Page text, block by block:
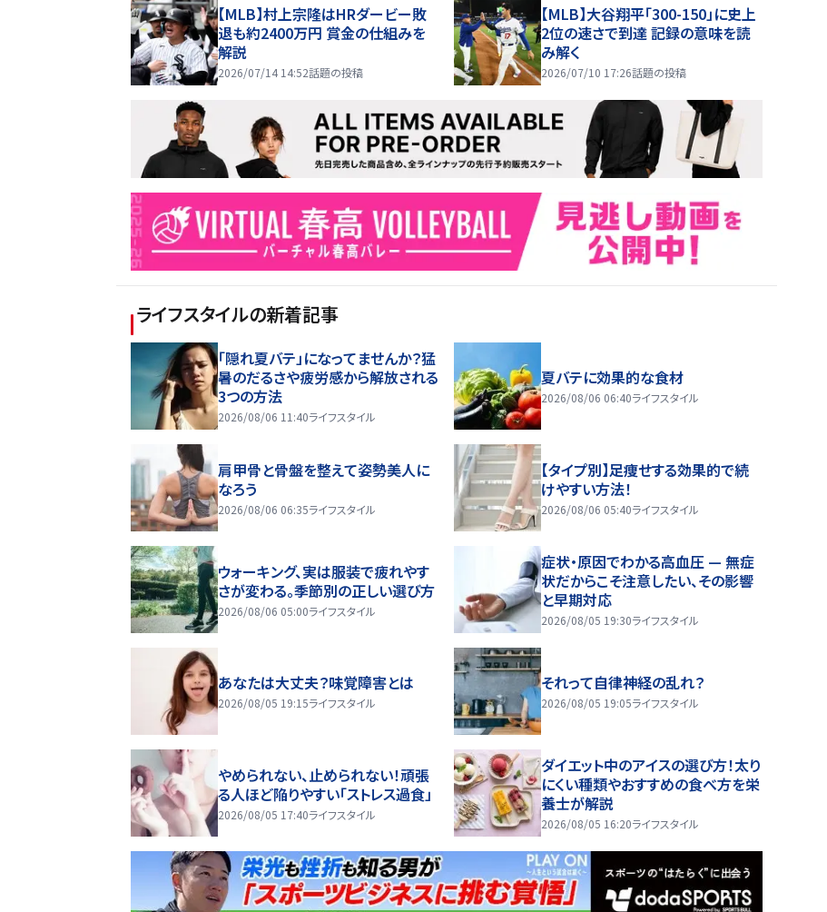
【MLB】村上宗隆はHRダービー敗
退も約2400万円 賞金の仕組みを
解説
2026/07/14 14:52話題の投稿
【MLB】大谷翔平「300-150」に史上
2位の速さで到達 記録の意味を読
み解く
2026/07/10 17:26話題の投稿
ライフスタイルの新着記事
「隠れ夏バテ」になってませんか？猛
暑のだるさや疲労感から解放される
3つの方法
2026/08/06 11:40ライフスタイル
夏バテに効果的な食材
2026/08/06 06:40ライフスタイル
肩甲骨と骨盤を整えて姿勢美人に
なろう
2026/08/06 06:35ライフスタイル
【タイプ別】足痩せする効果的で続
けやすい方法！
2026/08/06 05:40ライフスタイル
ウォーキング、実は服装で疲れやす
さが変わる。季節別の正しい選び方
2026/08/06 05:00ライフスタイル
症状・原因でわかる高血圧 — 無症
状だからこそ注意したい、その影響
と早期対応
2026/08/05 19:30ライフスタイル
あなたは大丈夫？味覚障害とは
2026/08/05 19:15ライフスタイル
それって自律神経の乱れ？
2026/08/05 19:05ライフスタイル
やめられない、止められない！頑張
る人ほど陥りやすい「ストレス過食」
2026/08/05 17:40ライフスタイル
ダイエット中のアイスの選び方！太り
にくい種類やおすすめの食べ方を栄
養士が解説
2026/08/05 16:20ライフスタイル